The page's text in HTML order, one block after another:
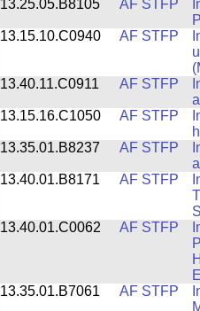
13.25.05.B8105 AF STFP
13.15.10.C0940
AF STFP
13.40.11.C0911
AF STFP
13.15.16.C1050
AF STFP
13.35.01.B8237
AF STFP
13.40.01.B8171
AF STFP
13.40.01.C0062
AF STFP
13.35.01.B7061
AF STFP